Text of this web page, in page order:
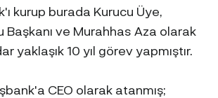
kurup burada Kurucu Üye,
Başkanı ve Murahhas Aza olarak
yaklaşık 10 yıl görev yapmıştır.
CEO olarak atanmış;